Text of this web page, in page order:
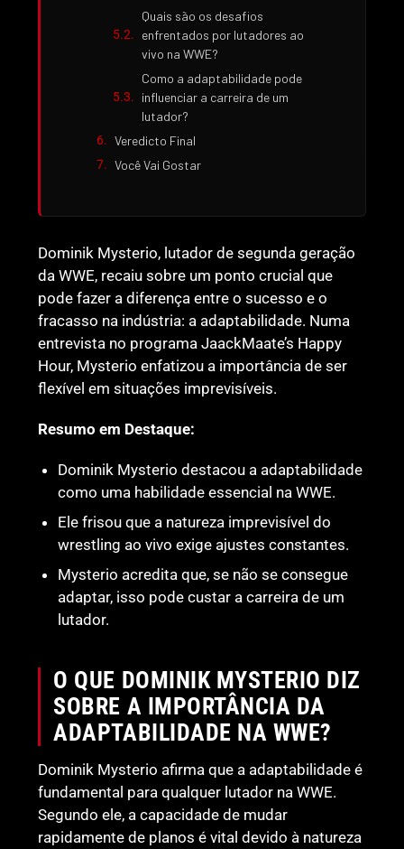
Quais são os desafios
enfrentados por lutadores ao
vivo na WWE?
Como a adaptabilidade pode
influenciar a carreira de um
lutador?
Veredicto Final
Você Vai Gostar
Dominik Mysterio, lutador de segunda geração
da WWE, recaiu sobre um ponto crucial que
pode fazer a diferença entre o sucesso e o
fracasso na indústria: a adaptabilidade. Numa
entrevista no programa JaackMaate’s Happy
Hour, Mysterio enfatizou a importância de ser
flexível em situações imprevisíveis.
Resumo em Destaque:
Dominik Mysterio destacou a adaptabilidade
como uma habilidade essencial na WWE.
Ele frisou que a natureza imprevisível do
wrestling ao vivo exige ajustes constantes.
Mysterio acredita que, se não se consegue
adaptar, isso pode custar a carreira de um
lutador.
O QUE DOMINIK MYSTERIO DIZ
SOBRE A IMPORTÂNCIA DA
ADAPTABILIDADE NA WWE?
Dominik Mysterio afirma que a adaptabilidade é
fundamental para qualquer lutador na WWE.
Segundo ele, a capacidade de mudar
rapidamente de planos é vital devido à natureza